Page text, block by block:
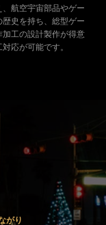
航空宇宙部品やゲー
史を持ち、総型ゲー
工の設計製作が得意
応が可能です。
がり